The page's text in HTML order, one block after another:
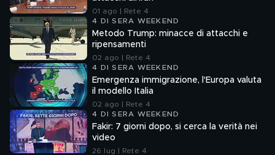
01 ago | Rete 4
4 DI SERA WEEKEND
Metodo Trump: minacce di attacchi e
ripensamenti
02 ago | Rete 4
4 DI SERA WEEKEND
Emergenza immigrazione, l'Europa valuta
il modello Italia
02 ago | Rete 4
4 DI SERA WEEKEND
Fakir: 7 giorni dopo, si cerca la verità nei
video
26 lug | Rete 4